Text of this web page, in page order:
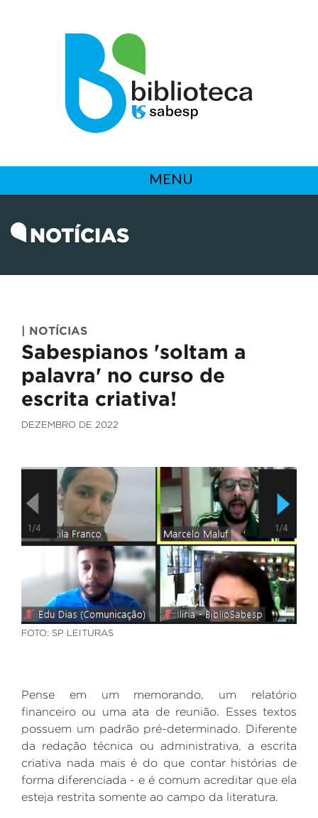
MENU
NOTÍCIAS
| NOTÍCIAS
Sabespianos 'soltam a
palavra' no curso de
escrita criativa!
DEZEMBRO DE 2022
FOTO: SP LEITURAS
Pense em um memorando, um relatório
financeiro ou uma ata de reunião. Esses textos
possuem um padrão pré-determinado. Diferente
da redação técnica ou administrativa, a escrita
criativa nada mais é do que contar histórias de
forma diferenciada - e é comum acreditar que ela
esteja restrita somente ao campo da literatura.